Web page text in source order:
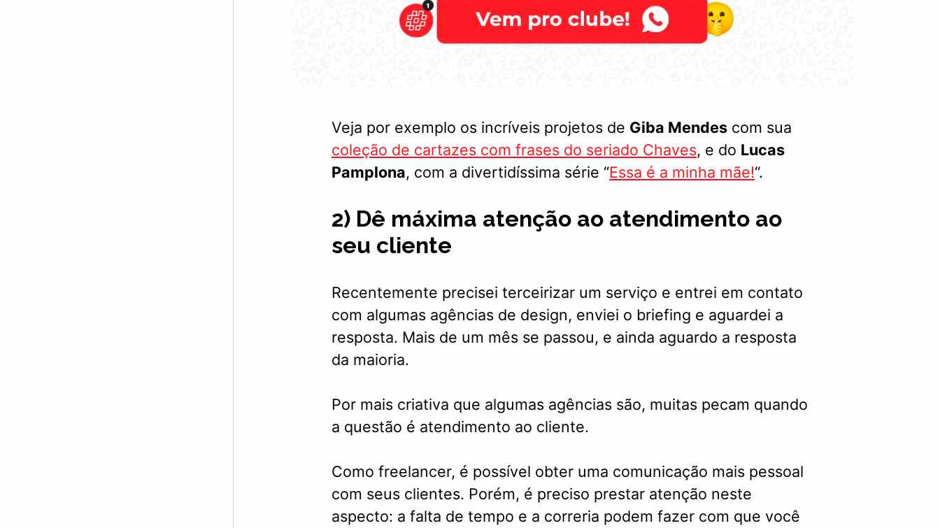
Veja por exemplo os incríveis projetos de Giba Mendes com sua
coleção de cartazes com frases do seriado Chaves, e do Lucas
Pamplona, com a divertidíssima série “Essa é a minha mãe!“.
2) Dê máxima atenção ao atendimento ao
seu cliente
Recentemente precisei terceirizar um serviço e entrei em contato
com algumas agências de design, enviei o briefing e aguardei a
resposta. Mais de um mês se passou, e ainda aguardo a resposta
da maioria.
Por mais criativa que algumas agências são, muitas pecam quando
a questão é atendimento ao cliente.
Como freelancer, é possível obter uma comunicação mais pessoal
com seus clientes. Porém, é preciso prestar atenção neste
aspecto: a falta de tempo e a correria podem fazer com que você